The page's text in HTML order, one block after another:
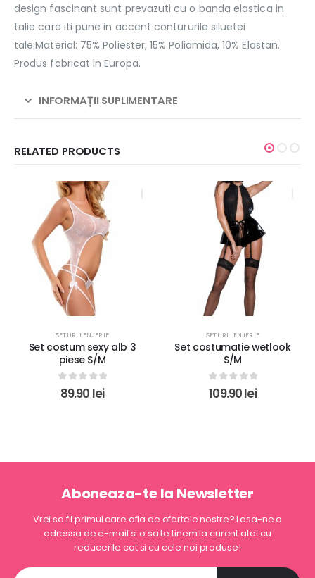
design fascinant sunt prevazuti cu o banda elastica in
talie care iti pune in accent contururile siluetei
tale.Material: 75% Poliester, 15% Poliamida, 10% Elastan.
Produs fabricat in Europa.
INFORMAȚII SUPLIMENTARE
RELATED PRODUCTS
SETURI LENJERIE
Set costumatie wetlook
S/M
0out of 5
109.90lei
SETURI LENJERIE
Set lenjerie body si ciorapi
S/M
0out of 5
89.90lei
Aboneaza-te la Newsletter
Vrei sa fii primul care afla de ofertele nostre? Lasa-ne o
adressa de e-mail si o sa te tinem la curent atat cu
reducerile cat si cu cele noi produse!